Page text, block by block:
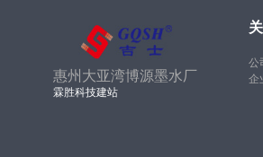
惠州大亚湾博源墨水厂
霖胜科技建站
公
企